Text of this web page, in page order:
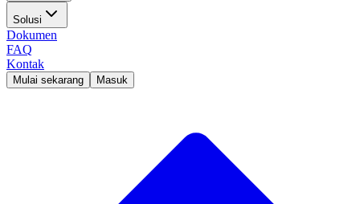
Solusi
Dokumen
FAQ
Kontak
Mulai sekarang Masuk